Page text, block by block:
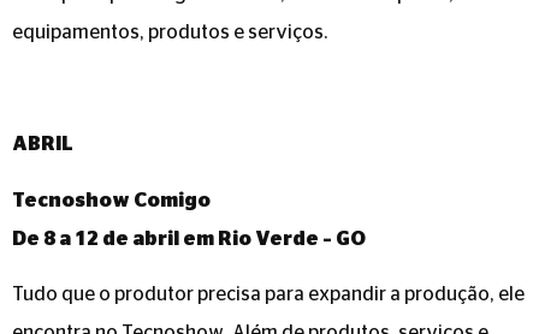
equipamentos, produtos e serviços.
ABRIL
Tecnoshow Comigo
De 8 a 12 de abril em Rio Verde – GO
Tudo que o produtor precisa para expandir a produção, ele